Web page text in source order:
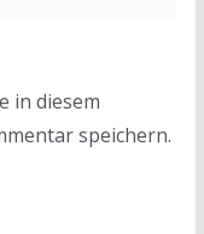
in diesem
speichern.